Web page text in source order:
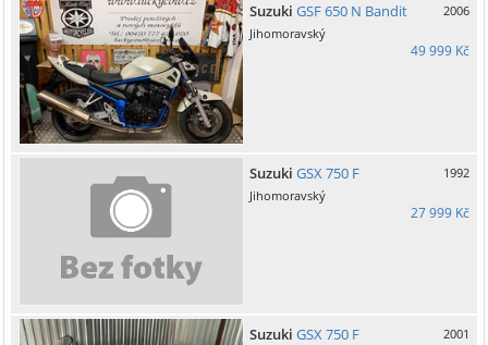
Suzuki GSF 650 N Bandit
2006
Jihomoravský
49 999 Kč
Suzuki GSX 750 F
1992
Jihomoravský
27 999 Kč
Suzuki GSX 750 F
2001